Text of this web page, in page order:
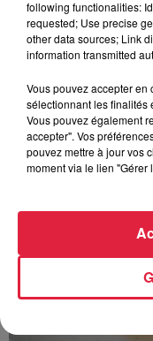
À découvrir
following functionalities:
requested; Use precise
other data sources; Link
information transmitted
Vous pouvez accepter en
sélectionnant les finalités
Vous pouvez également
accepter". Vos
pouvez mettre à jour vos
moment via le lien "Gérer